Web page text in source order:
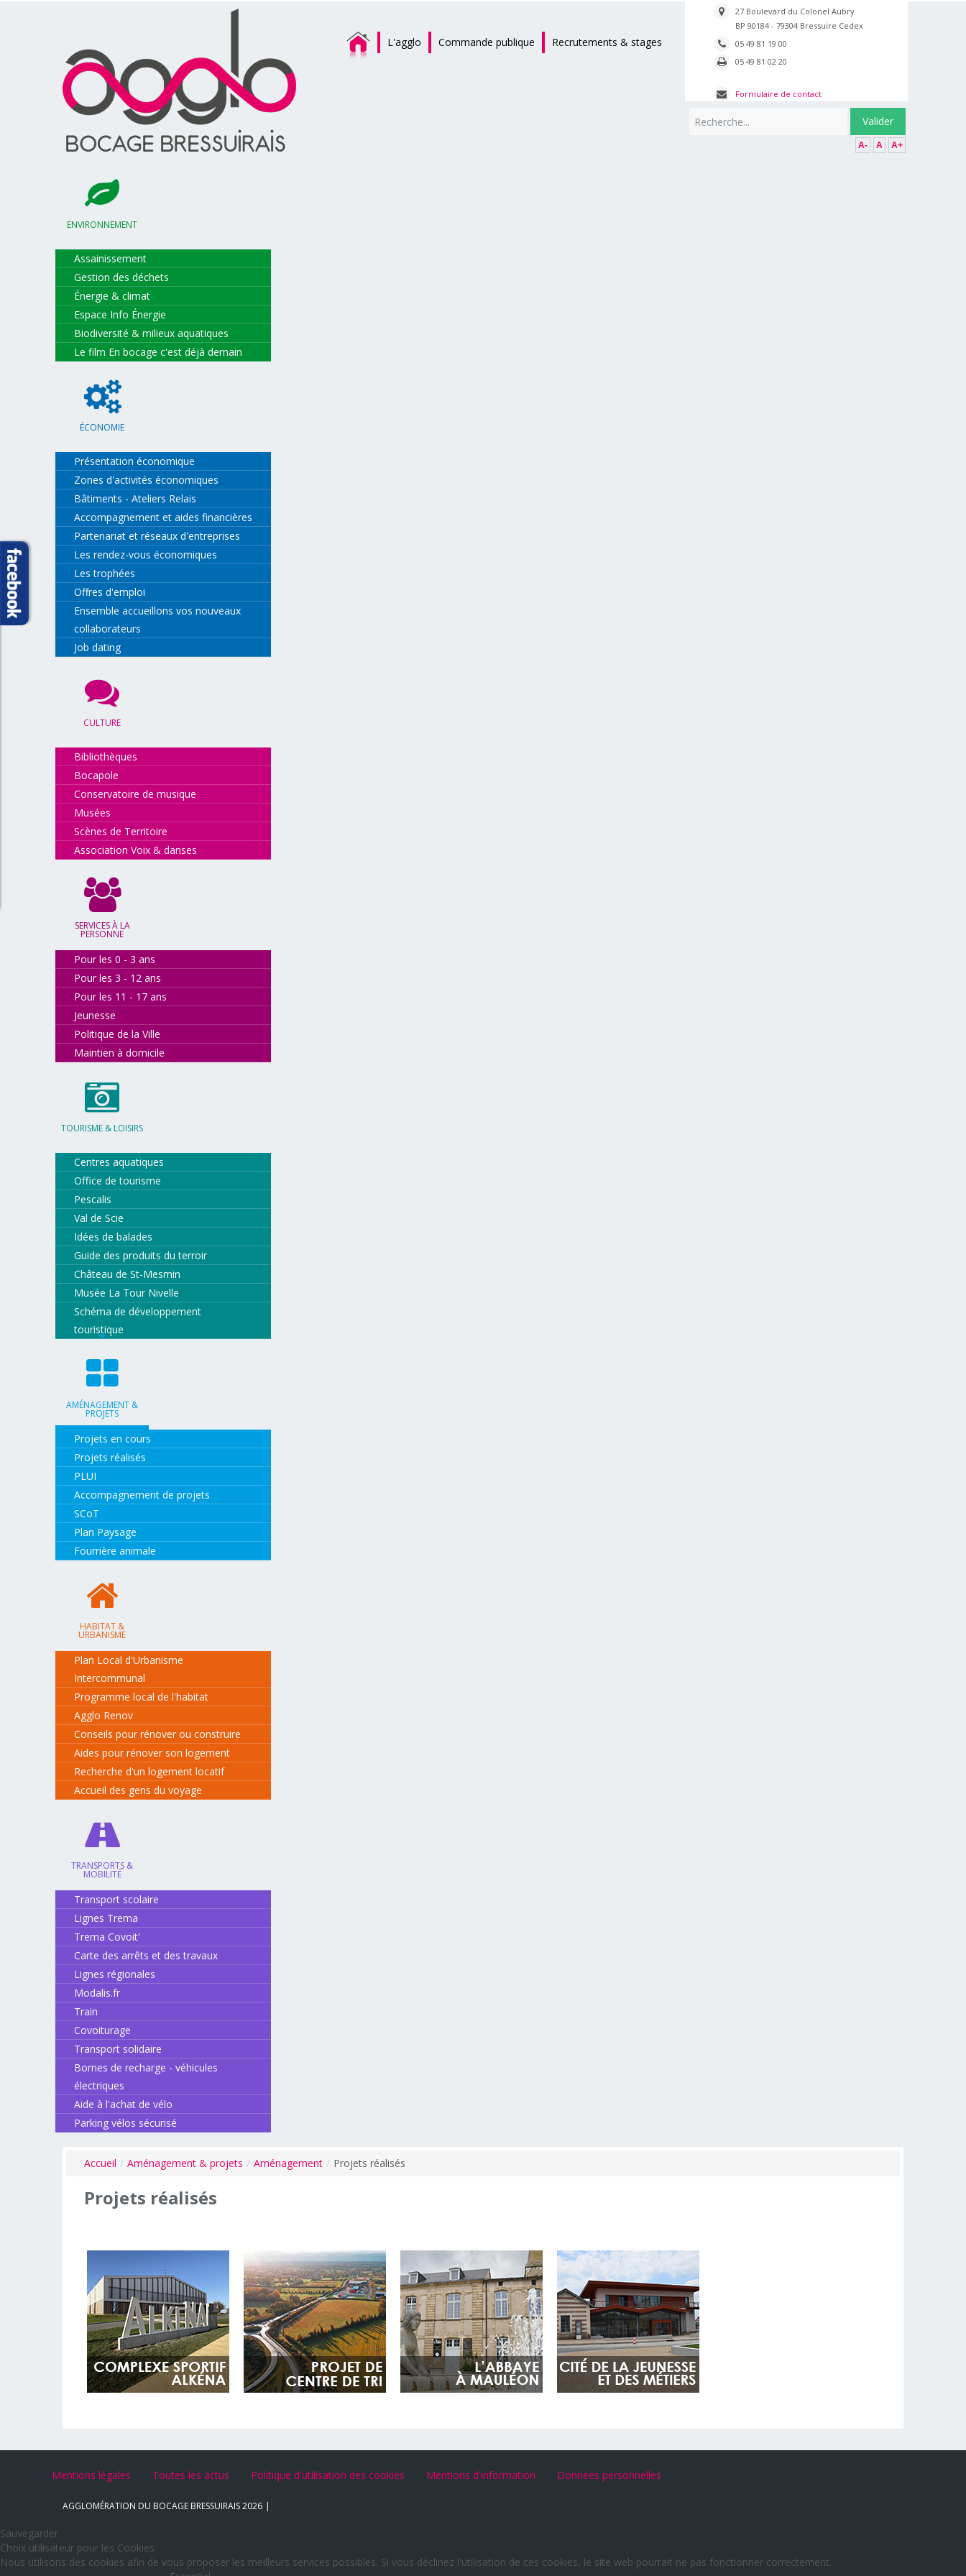
A- A A+
Valider
27 Boulevard du Colonel Aubry
BP 90184 - 79304 Bressuire Cedex
05 49 81 19 00
05 49 81 02 20
Formulaire de contact
L'agglo Commande publique Recrutements & stages
ENVIRONNEMENT
Assainissement
Gestion des déchets
Énergie & climat
Espace Info Énergie
Biodiversité & milieux aquatiques
Le film En bocage c'est déjà demain
ÉCONOMIE
Présentation économique
Zones d'activités économiques
Bâtiments - Ateliers Relais
Accompagnement et aides financières
Partenariat et réseaux d'entreprises
Les rendez-vous économiques
Les trophées
Offres d'emploi
Ensemble accueillons vos nouveaux
collaborateurs
Job dating
CULTURE
Bibliothèques
Bocapole
Conservatoire de musique
Musées
Scènes de Territoire
Association Voix & danses
SERVICES À LA
PERSONNE
Pour les 0 - 3 ans
Pour les 3 - 12 ans
Pour les 11 - 17 ans
Jeunesse
Politique de la Ville
Maintien à domicile
TOURISME & LOISIRS
Centres aquatiques
Office de tourisme
Pescalis
Val de Scie
Idées de balades
Guide des produits du terroir
Château de St-Mesmin
Musée La Tour Nivelle
Schéma de développement
touristique
AMÉNAGEMENT &
PROJETS
Projets en cours
Projets réalisés
PLUI
Accompagnement de projets
SCoT
Plan Paysage
Fourrière animale
HABITAT &
URBANISME
Plan Local d'Urbanisme
Intercommunal
Programme local de l'habitat
Agglo Renov
Conseils pour rénover ou construire
Aides pour rénover son logement
Recherche d'un logement locatif
Accueil des gens du voyage
TRANSPORTS &
MOBILITÉ
Transport scolaire
Lignes Trema
Trema Covoit'
Carte des arrêts et des travaux
Lignes régionales
Modalis.fr
Train
Covoiturage
Transport solidaire
Bornes de recharge - véhicules
électriques
Aide à l'achat de vélo
Parking vélos sécurisé
Accueil / Aménagement & projets / Aménagement / Projets réalisés
Projets réalisés
Mentions légales Toutes les actus Politique d'utilisation des cookies Mentions d'information Données personnelles
AGGLOMÉRATION DU BOCAGE BRESSUIRAIS2026
Sauvegarder
Choix utilisateur pour les Cookies
Nous utilisons des cookies afin de vous proposer les meilleurs services possibles. Si vous déclinez l'utilisation de ces cookies, le site web pourrait ne pas fonctionner correctement.